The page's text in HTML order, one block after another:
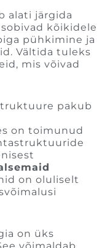
alati järgida
kõikidele
pühkimine ja
Vältida tuleks
mis võivad
pakub
on toimunud
on oluliselt
on üks